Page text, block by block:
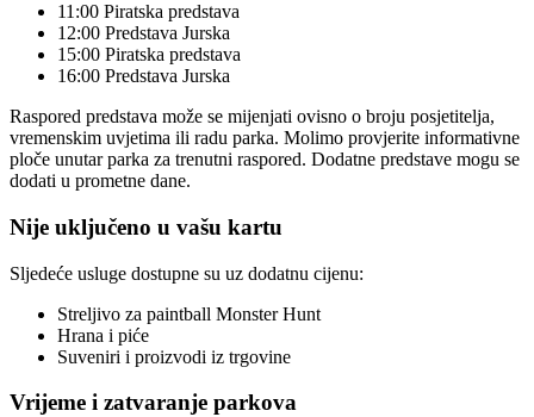
11:00 Piratska predstava
12:00 Predstava Jurska
15:00 Piratska predstava
16:00 Predstava Jurska
Raspored predstava može se mijenjati ovisno o broju posjetitelja,
vremenskim uvjetima ili radu parka. Molimo provjerite informativne
ploče unutar parka za trenutni raspored. Dodatne predstave mogu se
dodati u prometne dane.
Nije uključeno u vašu kartu
Sljedeće usluge dostupne su uz dodatnu cijenu:
Streljivo za paintball Monster Hunt
Hrana i piće
Suveniri i proizvodi iz trgovine
Vrijeme i zatvaranje parkova